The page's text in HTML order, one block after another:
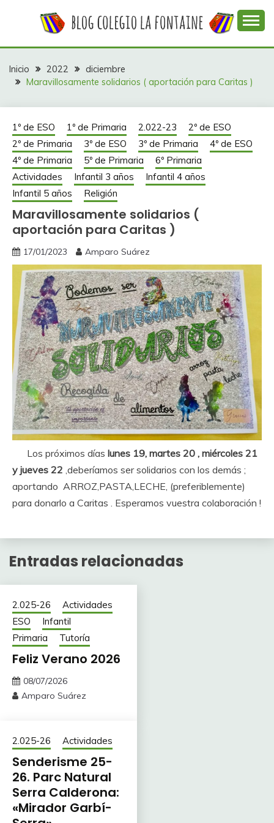
COLEGIO LA
FONTAINE
colegio La Fontaine
Inicio 2022
diciembre
Maravillosamente solidarios ( aportación para Caritas )
1º de ESO 1º de Primaria 2.022-23
2º de ESO
2º de Primaria
3º de ESO 3º de Primaria
4º de ESO
4º de Primaria
5º de Primaria
6º Primaria
Actividades
Infantil 3 años
Infantil 4 años
Infantil 5 años
Religión
Maravillosamente solidarios (
aportación para Caritas )
17/01/2023 Amparo Suárez
Los próximos días lunes 19, martes 20 , miércoles 21
y jueves 22 ,deberíamos ser solidarios con los demás ;
aportando ARROZ,PASTA,LECHE, (preferiblemente)
para donarlo a Caritas . Esperamos vuestra colaboración !
Entradas relacionadas
2.025-26
Actividades
ESO
Infantil
Primaria
Tutoría
Feliz Verano 2026
08/07/2026
Amparo Suárez
2.025-26 Actividades
Senderisme 25-
26. Parc Natural
Serra Calderona:
«Mirador Garbí-